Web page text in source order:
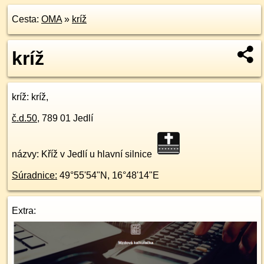
Cesta: OMA» kríž
kríž
kríž: kríž,
č.d.50, 789 01 Jedlí
názvy: Kříž v Jedlí u hlavní silnice
Súradnice: 49°55'54"N , 16°48'14"E
Extra: